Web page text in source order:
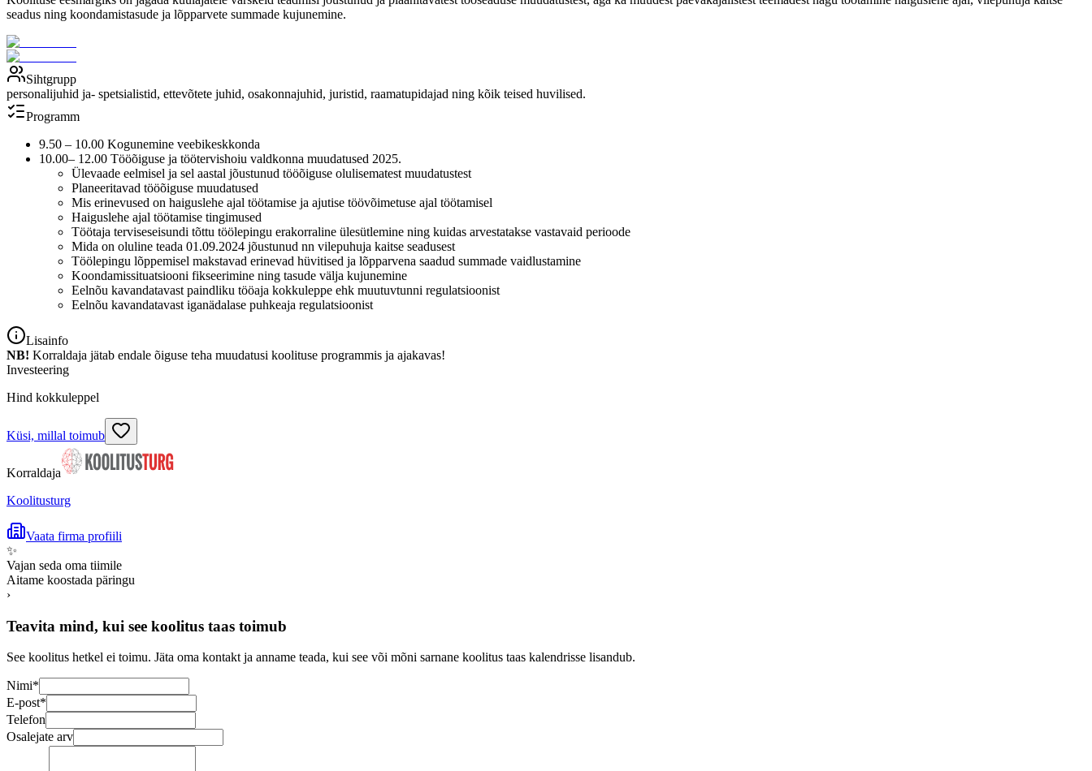
seadus ning koondamistasude ja lõpparvete summade kujunemine.
Sihtgrupp
personalijuhid ja- spetsialistid, ettevõtete juhid, osakonnajuhid, juristid, raamatupidajad ning kõik teised huvilised.
Programm
9.50 – 10.00 Kogunemine veebikeskkonda
10.00– 12.00 Tööõiguse ja töötervishoiu valdkonna muudatused 2025.
Ülevaade eelmisel ja sel aastal jõustunud tööõiguse olulisematest muudatustest
Planeeritavad tööõiguse muudatused
Mis erinevused on haiguslehe ajal töötamise ja ajutise töövõimetuse ajal töötamisel
Haiguslehe ajal töötamise tingimused
Töötaja terviseseisundi tõttu töölepingu erakorraline ülesütlemine ning kuidas arvestatakse vastavaid perioode
Mida on oluline teada 01.09.2024 jõustunud nn vilepuhuja kaitse seadusest
Töölepingu lõppemisel makstavad erinevad hüvitised ja lõpparvena saadud summade vaidlustamine
Koondamissituatsiooni fikseerimine ning tasude välja kujunemine
Eelnõu kavandatavast paindliku tööaja kokkuleppe ehk muutuvtunni regulatsioonist
Eelnõu kavandatavast iganädalase puhkeaja regulatsioonist
Lisainfo
NB! Korraldaja jätab endale õiguse teha muudatusi koolituse programmis ja ajakavas!
Investeering
Hind kokkuleppel
Küsi, millal toimub
Korraldaja
Koolitusturg
Vaata firma profiili
✨
Vajan seda oma tiimile
Aitame koostada päringu
›
Teavita mind, kui see koolitus taas toimub
See koolitus hetkel ei toimu. Jäta oma kontakt ja anname teada, kui see või mõni sarnane koolitus taas kalendrisse lisandub.
Nimi*
E-post*
Telefon
Osalejate arv